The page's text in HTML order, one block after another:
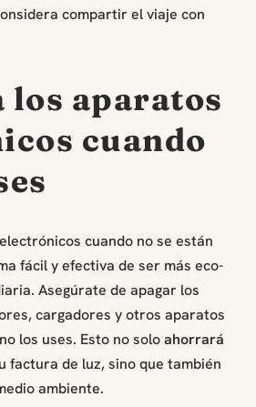
compartir el viaje con
los aparatos
cuando
cuando no se están
fácil y efectiva de ser más eco-
Asegúrate de apagar los
cargadores y otros aparatos
los uses. Esto no soloahorrará
factura de luz, sino que también
ambiente.